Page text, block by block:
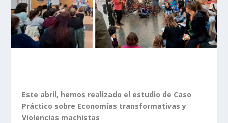
Este abril, hemos realizado el estudio de Caso
Práctico sobre Economías transformativas y
Violencias machistas